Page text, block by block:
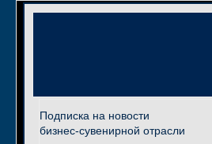
Подписка на новости
бизнес-сувенирной отрасли